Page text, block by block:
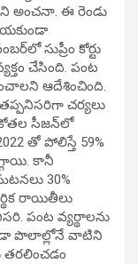
అంచనా. ఈ రెండు
సుప్రీం కోర్టు
చేసింది. పంట
ఆదేశించింది.
చర్యలు
సీజన్‌లో
తో పోలిస్తే 59%
కానీ
30%
రాయితీలు
పంట వ్యర్థాలను
పొలాల్లోనే వాటిని